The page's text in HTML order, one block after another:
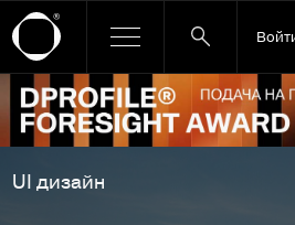
Ссылка баннера
UI дизайн